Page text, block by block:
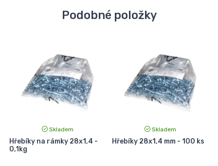
Podobné položky
Skladem
Hřebíky na rámky 28x1,4 -
0,1kg
Skladem
Hřebíky 28x1,4 mm - 100 ks